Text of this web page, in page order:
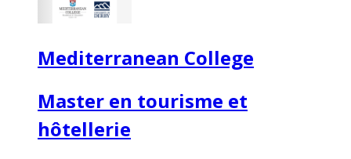
Mediterranean College
Master en tourisme et
hôtellerie